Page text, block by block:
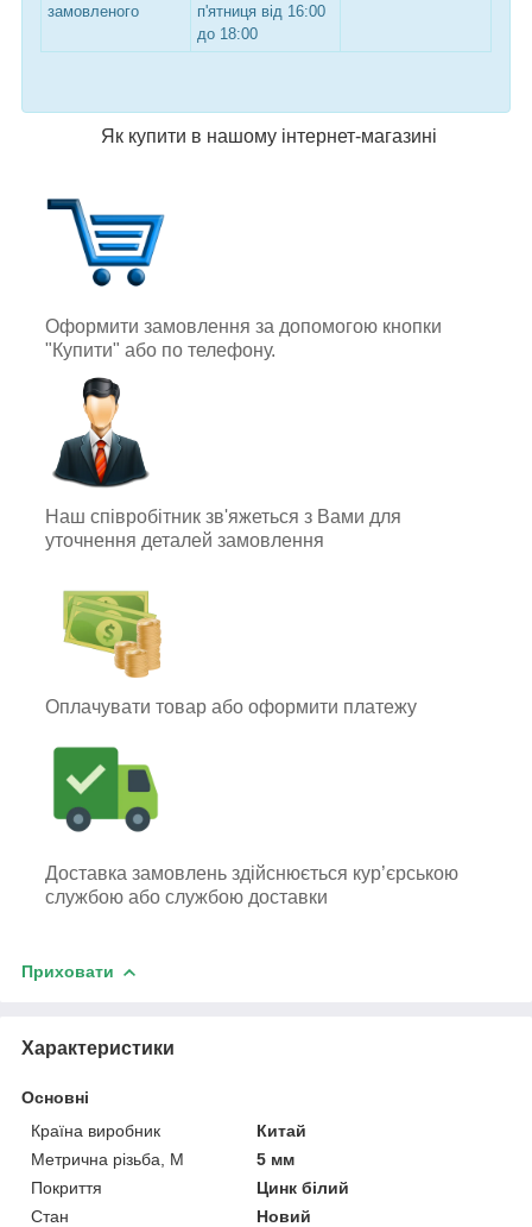
замовленого
п'ятниця від 16:00
до 18:00
Як купити в нашому інтернет-магазині
Оформити замовлення за допомогою кнопки
"Купити" або по телефону.
Наш співробітник зв'яжеться з Вами для
уточнення деталей замовлення
Оплачувати товар або оформити платежу
Доставка замовлень здійснюється кур’єрською
службою або службою доставки
Приховати
Характеристики
Основні
Країна виробник
Китай
Метрична різьба, М
5 мм
Покриття
Цинк білий
Стан
Новий